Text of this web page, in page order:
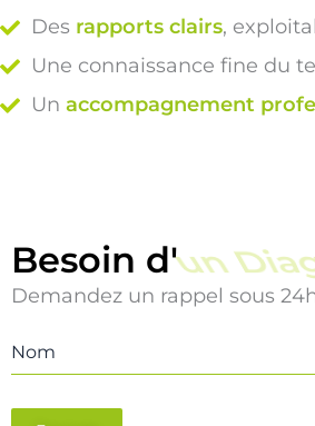
Des rapports clairs,
Une connaissance fine du
Un accompagnement
Besoin d'un
Demandez un rappel sous
Nom